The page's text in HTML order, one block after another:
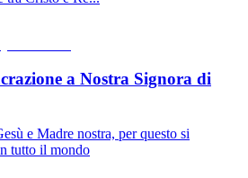
a Nostra Signora di
e Madre nostra, per questo si
tutto il mondo